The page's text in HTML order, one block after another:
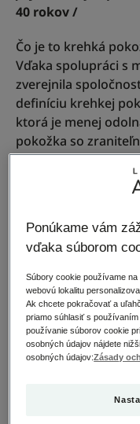
40 rokov /
Čo je to krehká
Vďaka spolupráci s
zverejnila
definíciu krehkej
ktorá je menej
pokožka so
Ako prvá
krehkú pleť sme sa
sme, že neexistuje
skutočnej
prístup každý deň, v
výrobkov.
Čo ak
Ponúkame vám
vďaka súborom
Súbory cookie používame
webovú lokalitu
Ak chcete pokračovať a
priamo súhlasiť s
používanie súborov cookie
osobných údajov nájdete
osobných údajov:Zásady